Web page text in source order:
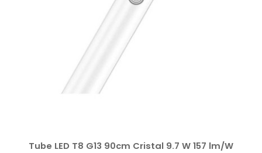
Tube LED T8 G13 90cm Cristal 9.7 W 157 lm/W